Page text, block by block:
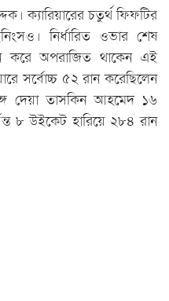
ক্যারিয়ারের চতুর্থ ফিফটির
নির্ধারিত ওভার শেষ
অপরাজিত থাকেন এই
সর্বোচ্চ ৫২ রান করেছিলেন
দেয়া তাসকিন আহমেদ ১৬
৮ উইকেট হারিয়ে ২৮৪ রান